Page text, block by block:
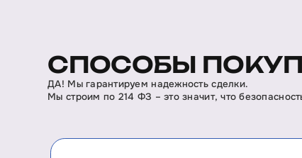
СПОСОБЫ
ДА! Мы гарантируем надежность сделки.
Мы строим по 214 ФЗ – это значит, что